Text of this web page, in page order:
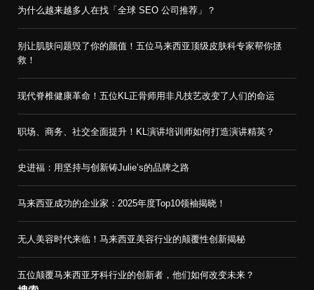
为什么越来越多人在找「全球 SEO 公司推荐」？
别让肌肤问题毁了你的颜值！五位马来西亚顶级皮肤科专家帮你拯
救！
现代脊椎健康革命！五位KL正骨师用非凡技艺改变了人们的命运
职场、商务、社交全面提升！KL演讲培训师如何打造演讲精英？
史进福：用坚持与创新铸Julie’s的品牌之路
马来西亚成功的企业家：2025年度Top10领袖揭晓！
无人美容时代来临！马来西亚美容行业的颠覆性创新揭秘
五位颠覆马来西亚牙科行业的创新者，他们如何改变未来？